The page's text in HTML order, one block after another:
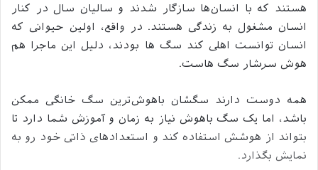
هستند که با انسان‌ها سازگار شدند و سالیان سال در کنار
انسان مشغول به زندگی هستند. در واقع، اولین حیوانی که
انسان توانست اهلی کند سگ‌ ها بودند، دلیل این ماجرا هم
هوش سرشار سگ‌ هاست.
همه دوست دارند سگشان باهوش‌ترین سگ خانگی ممکن
باشد، اما یک سگ باهوش نیاز به زمان و آموزش شما دارد تا
بتواند از هوشش استفاده کند و استعداد‌های ذاتی خود رو به
نمایش بگذارد.